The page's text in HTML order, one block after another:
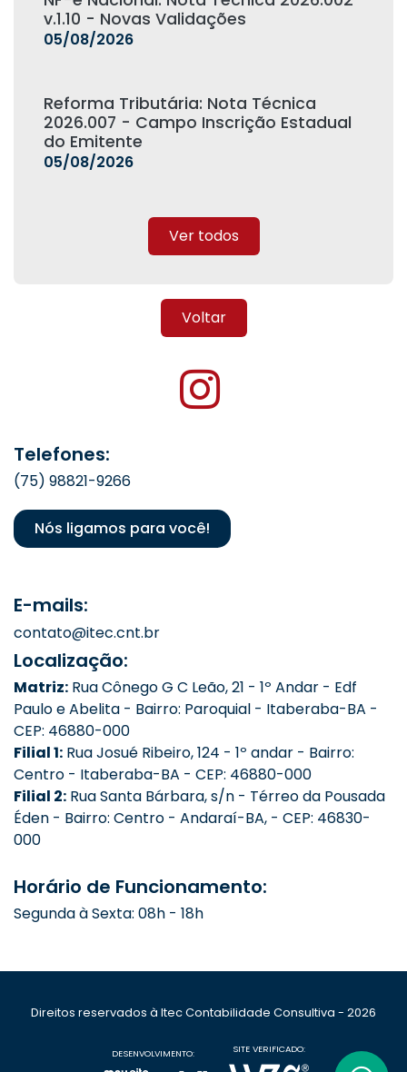
v.1.10 - Novas Validações
05/08/2026
Reforma Tributária: Nota Técnica
2026.007 - Campo Inscrição Estadual
do Emitente
05/08/2026
Ver todos
Voltar
Telefones:
(75) 98821-9266
Nós ligamos para você!
E-mails:
contato@itec.cnt.br
Localização:
Matriz: Rua Cônego G C Leão, 21 - 1º Andar - Edf
Paulo e Abelita - Bairro: Paroquial - Itaberaba-BA -
CEP: 46880-000
Filial 1: Rua Josué Ribeiro, 124 - 1º andar - Bairro:
Centro - Itaberaba-BA - CEP: 46880-000
Filial 2: Rua Santa Bárbara, s/n - Térreo da Pousada
Éden - Bairro: Centro - Andaraí-BA, - CEP: 46830-
000
Horário de Funcionamento:
Segunda à Sexta: 08h - 18h
Direitos reservados à Itec Contabilidade Consultiva - 2026
DESENVOLVIMENTO: SITE VERIFICADO: